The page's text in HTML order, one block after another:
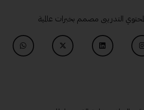
التدريبى مصمم بخبرات عالمية